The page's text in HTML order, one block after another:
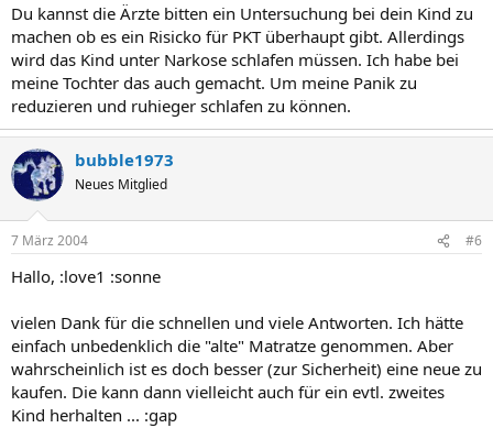
Du kannst die Ärzte bitten ein Untersuchung bei dein Kind zu
machen ob es ein Risicko für PKT überhaupt gibt. Allerdings
wird das Kind unter Narkose schlafen müssen. Ich habe bei
meine Tochter das auch gemacht. Um meine Panik zu
reduzieren und ruhieger schlafen zu können.
bubble1973
Neues Mitglied
7 März 2004 #6
Hallo, :love1 :sonne
vielen Dank für die schnellen und viele Antworten. Ich hätte
einfach unbedenklich die "alte" Matratze genommen. Aber
wahrscheinlich ist es doch besser (zur Sicherheit) eine neue zu
kaufen. Die kann dann vielleicht auch für ein evtl. zweites
Kind herhalten ... :gap